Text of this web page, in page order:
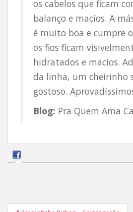
os cabelos que ficam
balanço e macios. A
é muito boa e cumpre
os fios ficam
hidratados e macios.
da linha, um cheirinho
gostoso.
Blog: Pra Quem Ama